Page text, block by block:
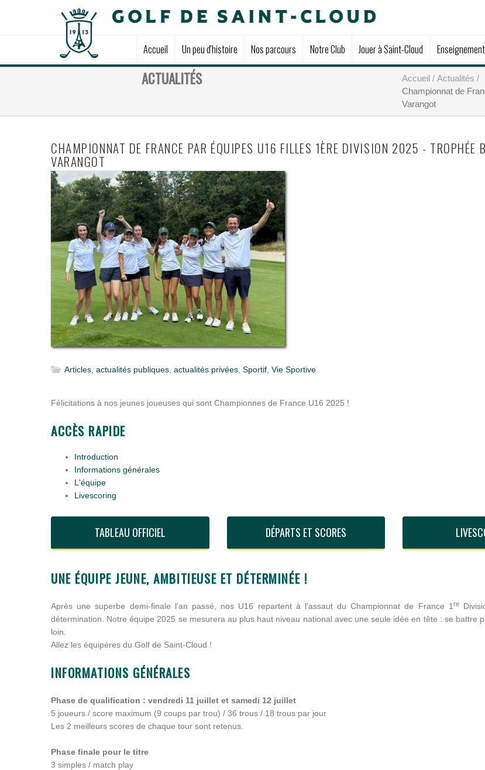
Accueil Un peu d'histoire Nos parcours Notre Club Jouer à Saint-Cloud Enseignement
ACTUALITÉS Accueil
Actualités
Championnat de
Varangot
CHAMPIONNAT DE FRANCE PAR ÉQUIPES U16 FILLES 1ÈRE DIVISION 2025 - TROPHÉE
VARANGOT
Articles actualités publiques actualités privées Sportif Vie Sportive
Félicitations à nos jeunes joueuses qui sont Championnes de France U16 2025 !
ACCÈS RAPIDE
Introduction
Informations générales
L'équipe
Livescoring
TABLEAU OFFICIEL DÉPARTS ET SCORES
UNE ÉQUIPE JEUNE, AMBITIEUSE ET DÉTERMINÉE !
Après une superbe demi-finale l’an passé, nos U16 repartent à l’assaut du Championnat de France 1 re
détermination. Notre équipe 2025 se mesurera au plus haut niveau national avec une seule idée en tête : se battre
loin.
Allez les équipères du Golf de Saint-Cloud !
INFORMATIONS GÉNÉRALES
Phase de qualification : vendredi 11 juillet et samedi 12 juillet
5 joueurs / score maximum (9 coups par trou) / 36 trous / 18 trous par jour
Les 2 meilleurs scores de chaque tour sont retenus.
Phase finale pour le titre
3 simples / match play